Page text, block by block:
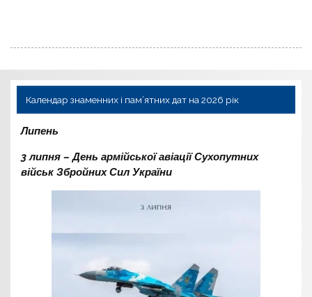
Календар знаменних і пам’ятних дат на 2026 рік
Липень
3 липня – День армійської авіації Сухопутних
військ Збройних Сил України